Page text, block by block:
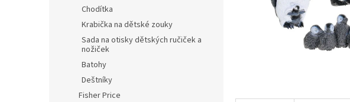
Chodítka
Krabička na dětské zouky
Sada na otisky dětských ručiček a
nožiček
Batohy
Deštníky
Fisher Price